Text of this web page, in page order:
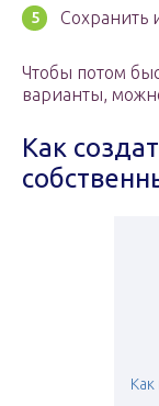
Сохранить
Чтобы потом
варианты,
Как